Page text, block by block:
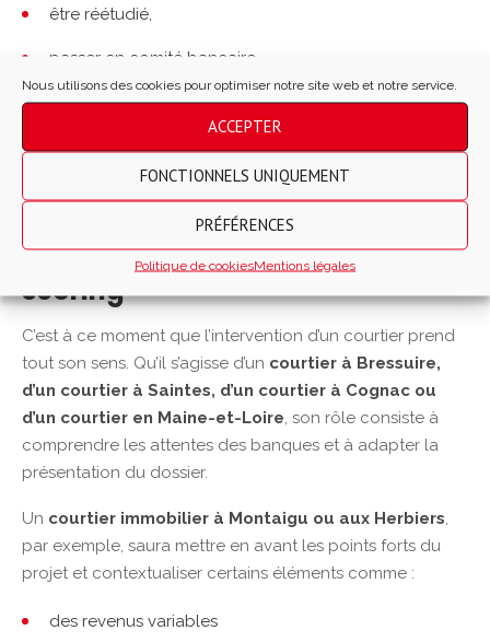
Nous utilisons des cookies pour optimiser notre site web et notre service.
ACCEPTER
FONCTIONNELS UNIQUEMENT
PRÉFÉRENCES
Politique de cookiesMentions légales
être réétudié,
passer en comité bancaire,
ou être accepté sous certaines conditions (durée
ajustée, apport revu, garanties adaptées).
qualité de présentation du dossier
devient déterminante.
Le rôle clé du courtier face au
scoring
C’est à ce moment que l’intervention d’un courtier prend
tout son sens. Qu’il s’agisse d’un courtier à Bressuire,
d’un courtier à Saintes, d’un courtier à Cognac ou
d’un courtier en Maine-et-Loire, son rôle consiste à
comprendre les attentes des banques et à adapter la
présentation du dossier.
Un courtier immobilier à Montaigu ou aux Herbiers
par exemple, saura mettre en avant les points forts du
projet et contextualiser certains éléments comme :
des revenus variables